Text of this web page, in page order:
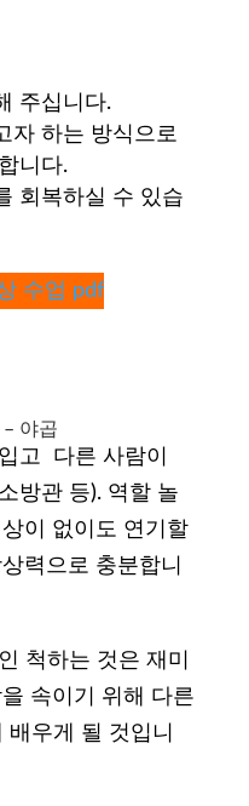
주십니다.
자 하는 방식으로
니다.
회복하실 수 있습
수업 pdf
– 야곱
고 다른 사람이
방관 등). 역할 놀
이 없이도 연기할
력으로 충분합니
척하는 것은 재미
속이기 위해 다른
우게 될 것입니